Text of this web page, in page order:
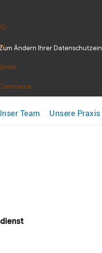
Str. 2, 39340 Haldensleben
Team Unsere Praxis
Ändern Ihrer